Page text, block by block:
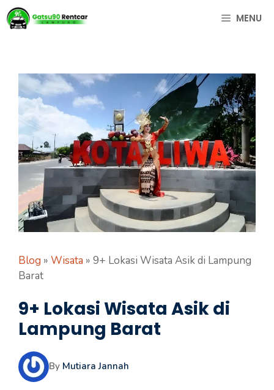
Langsung
ke
MENU
Blog » Wisata » 9+ Lokasi Wisata Asik di Lampung
Barat
9+ Lokasi Wisata Asik di
Lampung Barat
By Mutiara Jannah